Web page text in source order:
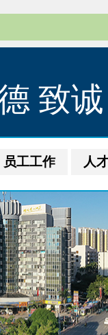
致
员工工作 人